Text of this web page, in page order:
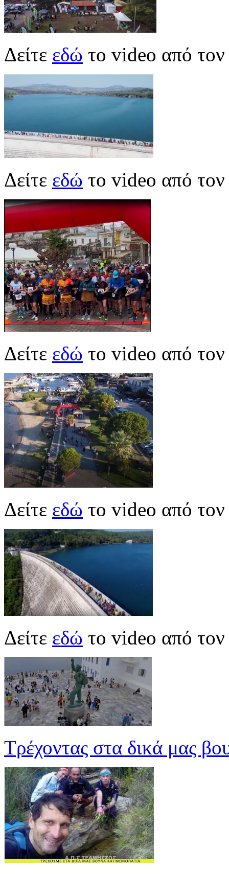
Δείτε εδώ το video από
Δείτε εδώ το video από
Δείτε εδώ το video από
Δείτε εδώ το video από
Δείτε εδώ το video από
Τρέχοντας στα δικά μας